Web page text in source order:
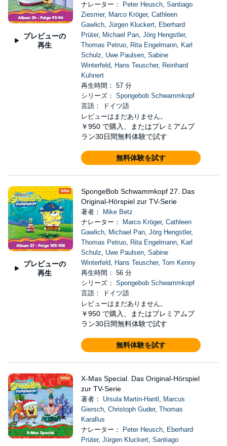
プレビューの
再生
ナレーター：
Peter Heusch, Santiago
Ziesmer, Marco Kröger, Cathleen
Gawlich, Jürgen Kluckert, Eberhard
Prüter, Michael Pan, Jörg Hengstler,
Thomas Petruo, Rita Engelmann, Karl
Schulz, Uwe Paulsen, Sabine
Winterfeld, Hans Teuscher, Reinhard
Kuhnert
再生時間： 57 分
シリーズ： Spongebob Schwammkopf
言語： ドイツ語
レビューはまだありません。
￥950 で購入、またはプレミアムプ
ラン30日間無料体験で試す
無料体験を試す
プレビューの
再生
SpongeBob Schwammkopf 27. Das
Original-Hörspiel zur TV-Serie
著者：
Mike Betz
ナレーター：
Marco Kröger, Cathleen
Gawlich, Michael Pan, Jörg Hengstler,
Thomas Petruo, Rita Engelmann, Karl
Schulz, Uwe Paulsen, Sabine
Winterfeld, Hans Teuscher, Tom Kenny
再生時間： 56 分
シリーズ： Spongebob Schwammkopf
言語： ドイツ語
レビューはまだありません。
￥950 で購入、またはプレミアムプ
ラン30日間無料体験で試す
無料体験を試す
X-Mas Special. Das Original-Hörspiel
zur TV-Serie
著者： Ursula Martin-Hantl , Marcus
Giersch, Christoph Guder, Thomas
Karallus
ナレーター：
Peter Heusch, Eberhard
Prüter, Jürgen Kluckert, Santiago